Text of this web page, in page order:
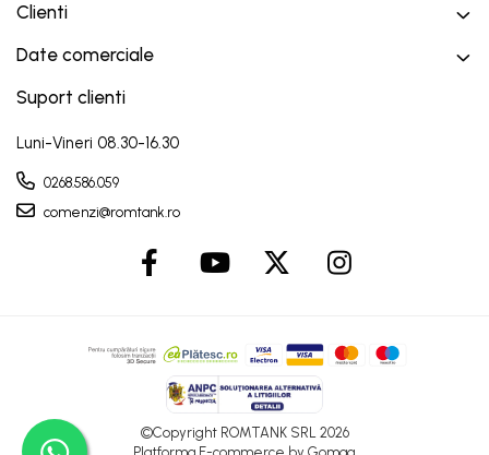
Clienti
Date comerciale
Suport clienti
Luni-Vineri 08.30-16.30
0268.586.059
comenzi@romtank.ro
©Copyright ROMTANK SRL 2026